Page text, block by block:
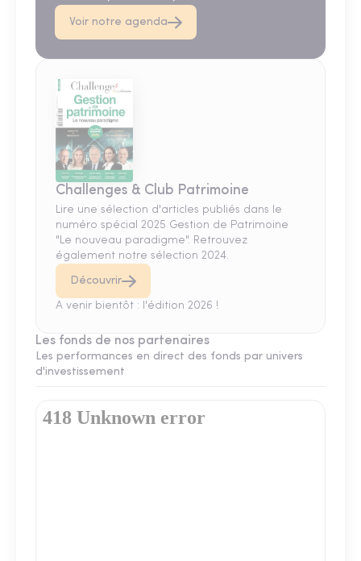
Voir notre agenda
Challenges & Club Patrimoine
Lire une sélection d'articles publiés dans le
numéro spécial 2025 Gestion de Patrimoine
"Le nouveau paradigme". Retrouvez
également notre sélection 2024.
Découvrir
A venir bientôt : l'édition 2026 !
Les fonds de nos partenaires
Les performances en direct des fonds par univers
d'investissement